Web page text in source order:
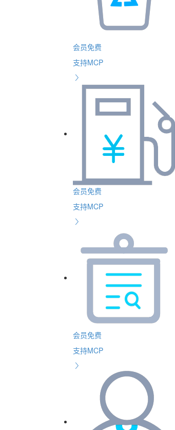
会员免费
支持MCP
会员免费
支持MCP
会员免费
支持MCP